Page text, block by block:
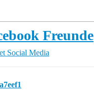
Freunde
Social Media